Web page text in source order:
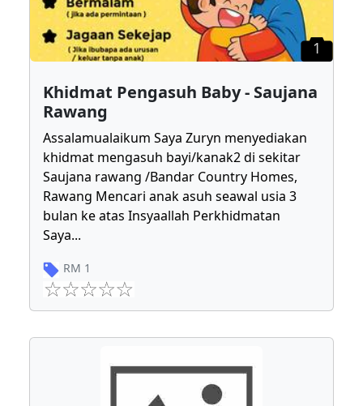
1
Khidmat Pengasuh Baby - Saujana
Rawang
Assalamualaikum Saya Zuryn menyediakan
khidmat mengasuh bayi/kanak2 di sekitar
Saujana rawang /Bandar Country Homes,
Rawang Mencari anak asuh seawal usia 3
bulan ke atas Insyaallah Perkhidmatan
Saya...
RM 1